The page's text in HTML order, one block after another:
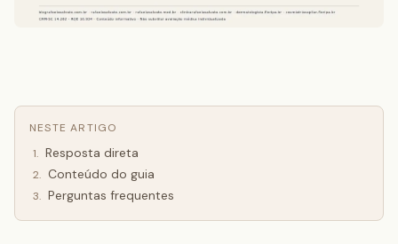
NESTE ARTIGO
1. Resposta direta
2. Conteúdo do guia
3. Perguntas frequentes